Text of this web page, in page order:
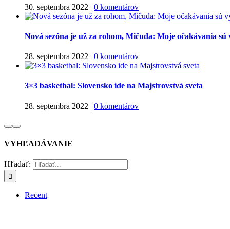
30. septembra 2022 | 0 komentárov
Nová sezóna je už za rohom, Mičuda: Moje očakávania sú
28. septembra 2022 | 0 komentárov
3×3 basketbal: Slovensko ide na Majstrovstvá sveta
28. septembra 2022 | 0 komentárov
VYHĽADÁVANIE
Hľadať:
Recent